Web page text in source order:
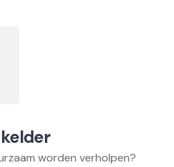
worden verholpen?